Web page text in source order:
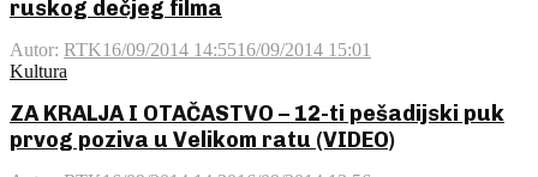
ruskog dečjeg filma
Autor: RTK16/09/2014 14:5516/09/2014 15:01
Kultura
ZA KRALJA I OTAČASTVO – 12-ti pešadijski puk
prvog poziva u Velikom ratu (VIDEO)